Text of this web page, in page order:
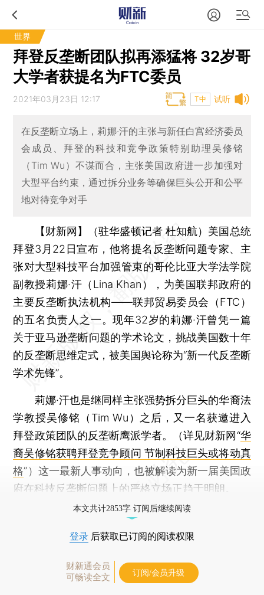
世界
拜登反垄断团队拟再添猛将 32岁哥
大学者获提名为FTC委员
试听
2021年03月23日 12:17 T中
在反垄断立场上，莉娜·汗的主张与新任白宫经济委员
会成员、拜登的科技和竞争政策特别助理吴修铭
（Tim Wu）不谋而合，主张美国政府进一步加强对
大型平台约束，通过拆分业务等确保巨头公开和公平
地对待竞争对手
【财新网】（驻华盛顿记者 杜知航） 美国总统
拜登3月22日宣布，他将提名反垄断问题专家、主
张对大型科技平台加强管束的哥伦比亚大学法学院
副教授莉娜·汗（Lina Khan），为美国联邦政府的
主要反垄断执法机构——联邦贸易委员会（FTC）
的五名负责人之一。现年32岁的莉娜·汗曾凭一篇
关于亚马逊垄断问题的学术论文，挑战美国数十年
的反垄断思维定式，被美国舆论称为“新一代反垄断
学术先锋”。
莉娜·汗也是继同样主张强势拆分巨头的华裔法
学教授吴修铭（Tim Wu）之后，又一名获邀进入
拜登政策团队的反垄断鹰派学者。（详见财新网“华
裔吴修铭获聘拜登竞争顾问 节制科技巨头或将动真
格”）这一最新人事动向，也被解读为新一届美国政
府在科技反垄断问题上的严格立场正趋于明朗。
本文共计2853字 订阅后继续阅读
登录 后获取已订阅的阅读权限
财新通会员
可畅读全文
订阅/会员升级